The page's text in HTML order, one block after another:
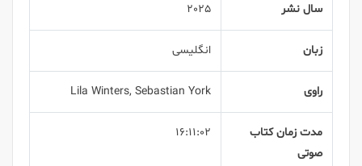
سال نشر 2025
زبان انگلیسی
راوی Lila Winters, Sebastian York
مدت زمان کتاب
صوتی
16:11:02